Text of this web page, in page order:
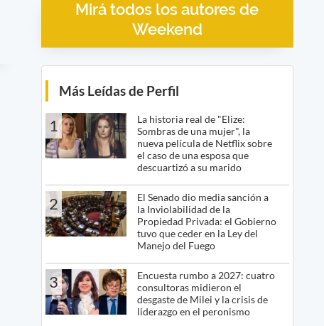
Mirá todos los autores de
Weekend
Más Leídas de Perfil
1
La historia real de "Elize:
Sombras de una mujer", la
nueva película de Netflix sobre
el caso de una esposa que
descuartizó a su marido
2
El Senado dio media sanción a
la Inviolabilidad de la
Propiedad Privada: el Gobierno
tuvo que ceder en la Ley del
Manejo del Fuego
3
Encuesta rumbo a 2027: cuatro
consultoras midieron el
desgaste de Milei y la crisis de
liderazgo en el peronismo